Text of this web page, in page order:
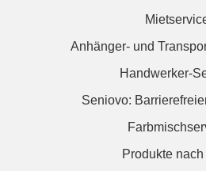
Anhänger- und
Handwerker-
Seniovo:
Produkte